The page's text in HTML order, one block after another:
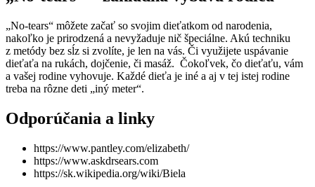
„No-tears“ môžete začať so svojim dieťatkom od narodenia,
nakoľko je prirodzená a nevyžaduje nič špeciálne. Akú techniku
z metódy bez sĺz si zvolíte, je len na vás. Či využijete uspávanie
dieťaťa na rukách, dojčenie, či masáž. Čokoľvek, čo dieťaťu, vám
a vašej rodine vyhovuje. Každé dieťa je iné a aj v tej istej rodine
treba na rôzne deti „iný meter“.
Odporúčania a linky
https://www.pantley.com/elizabeth/
https://www.askdrsears.com
https://sk.wikipedia.org/wiki/Biela